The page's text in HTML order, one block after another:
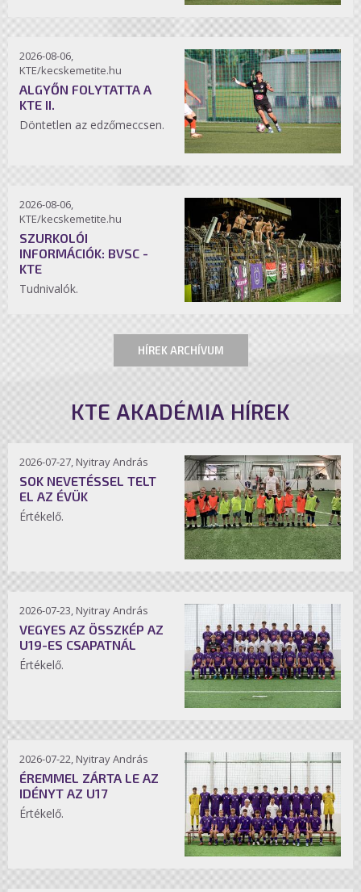
2026-08-06,
KTE/kecskemetite.hu
ALGYŐN FOLYTATTA A
KTE II.
Döntetlen az edzőmeccsen.
2026-08-06,
KTE/kecskemetite.hu
SZURKOLÓI
INFORMÁCIÓK: BVSC -
KTE
Tudnivalók.
HÍREK ARCHÍVUM
KTE AKADÉMIA HÍREK
2026-07-27, Nyitray András
SOK NEVETÉSSEL TELT
EL AZ ÉVÜK
Értékelő.
2026-07-23, Nyitray András
VEGYES AZ ÖSSZKÉP AZ
U19-ES CSAPATNÁL
Értékelő.
2026-07-22, Nyitray András
ÉREMMEL ZÁRTA LE AZ
IDÉNYT AZ U17
Értékelő.